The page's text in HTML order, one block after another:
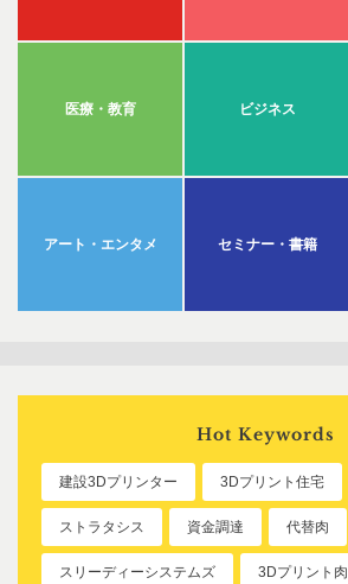
医療・教育 ビジネス
アート・エンタメ セミナー・書籍
Hot Keywords
建設3Dプリンター 3Dプリント住宅
ストラタシス 資金調達 代替肉
スリーディーシステムズ 3Dプリント肉